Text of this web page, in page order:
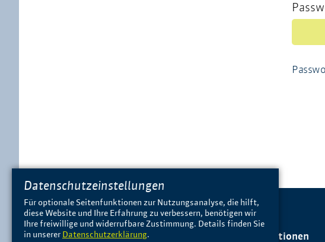
Unternehmen Informationen
Datenschutzeinstellungen
Für optionale Seitenfunktionen zur Nutzungsanalyse, die hilft,
diese Website und Ihre Erfahrung zu verbessern, benötigen wir
Ihre freiwillige und widerrufbare Zustimmung. Details finden Sie
in unserer Datenschutzerklärung.